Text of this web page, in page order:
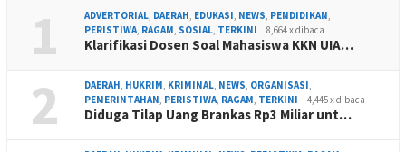
1 ADVERTORIAL, DAERAH, EDUKASI, NEWS, PENDIDIKAN,
PERISTIWA, RAGAM, SOSIAL, TERKINI 8,664 x dibaca
Klarifikasi Dosen Soal Mahasiswa KKN UIA…
2 DAERAH, HUKRIM, KRIMINAL, NEWS, ORGANISASI,
PEMERINTAHAN, PERISTIWA, RAGAM, TERKINI 4,445 x dibaca
Diduga Tilap Uang Brankas Rp3 Miliar unt…